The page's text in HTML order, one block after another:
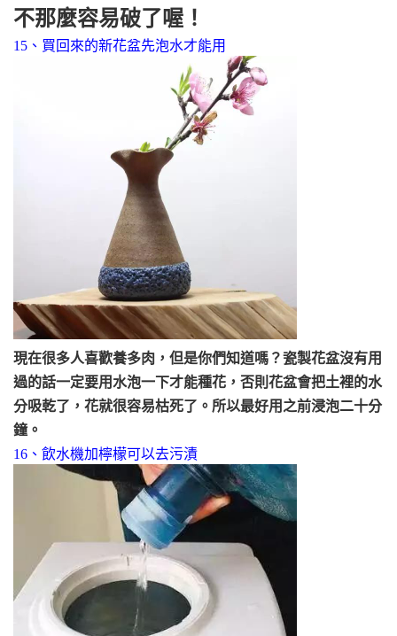
不那麼容易破了喔！
15、買回來的新花盆先泡水才能用
現在很多人喜歡養多肉，但是你們知道嗎？瓷製花盆沒有用
過的話一定要用水泡一下才能種花，否則花盆會把土裡的水
分吸乾了，花就很容易枯死了。所以最好用之前浸泡二十分
鐘。
16、飲水機加檸檬可以去污漬